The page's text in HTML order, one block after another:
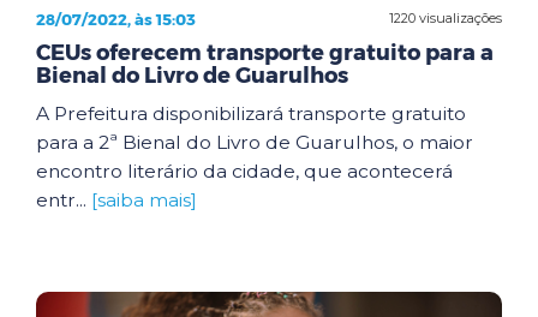
1220 visualizações
28/07/2022, às 15:03
CEUs oferecem transporte gratuito para a
Bienal do Livro de Guarulhos
A Prefeitura disponibilizará transporte gratuito
para a 2ª Bienal do Livro de Guarulhos, o maior
encontro literário da cidade, que acontecerá
entr... [saiba mais]